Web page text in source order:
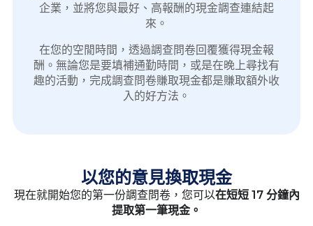
企業，並將您與最好、高報酬的現金調查連結起
來。
在您的空閒時間，透過調查問卷回覆獲得現金報
酬。無論您是要填補通勤時間，或是在晚上尋找有
趣的活動，完成調查問卷賺取現金都是賺取額外收
入的好方法。
以您的意見換取現金
現在就開始您的第一份調查問卷，您可以在短短 17 分鐘內
提取第一筆現金。